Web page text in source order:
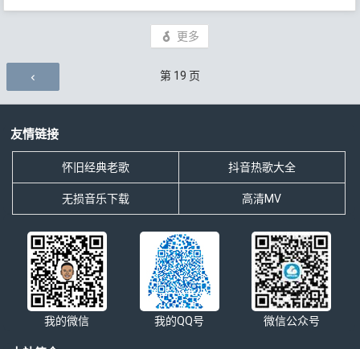
更多
评论导航 第 19 页
友情链接
怀旧经典老歌 抖音热歌大全
无损音乐下载 高清MV
我的微信 我的QQ号 微信公众号